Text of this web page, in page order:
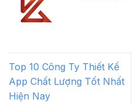
Top 10 Công Ty Thiết Kế
App Chất Lượng Tốt Nhất
Hiện Nay